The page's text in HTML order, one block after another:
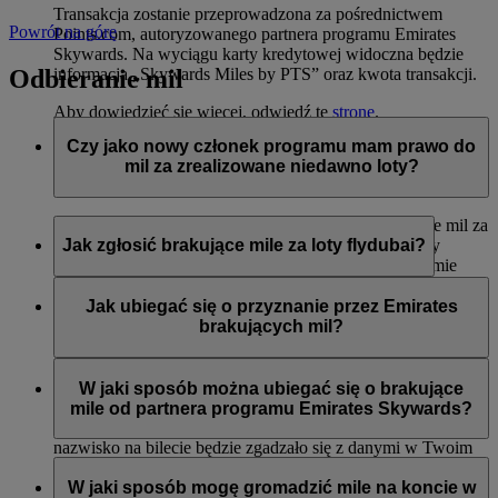
Transakcja zostanie przeprowadzona za pośrednictwem
Points.com, autoryzowanego partnera programu Emirates
Skywards. Na wyciągu karty kredytowej widoczna będzie
informacja „Skywards Miles by PTS” oraz kwota transakcji.
Aby dowiedzieć się więcej, odwiedź tę stronę.
Powrót na górę
Odbieranie mil
Czy jako nowy członek programu mam prawo do
mil za zrealizowane niedawno loty?
Tak, nowi członkowie mogą wnioskować o przyznanie mil za
loty liniami Emirates, flydubai oraz Qantas, które miały
miejsce do dwóch miesięcy przed rejestracją w programie
Emirates Skywards.
Jednak każda inna transakcja, np. loty z innymi liniami
zrealizowane przed rejestracją nie będą uprawniać do
przyznania lub pomnożenia mil.
Jak zgłosić brakujące mile za loty flydubai?
wniosek na stronie flydubai.com.
Jak ubiegać się o przyznanie przez Emirates
brakujących mil?
wniosek online. Mile można uzyskać tylko za kwalifikujące
się loty odbyte w ciągu sześciu miesięcy od daty podróży. Od
nazwisko na bilecie będzie zgadzało się z danymi w Twoim
W jaki sposób można ubiegać się o brakujące
mile od partnera programu Emirates Skywards?
zostało zasilone w ciągu trzech tygodni od daty transakcji.
W jaki sposób mogę gromadzić mile na koncie w